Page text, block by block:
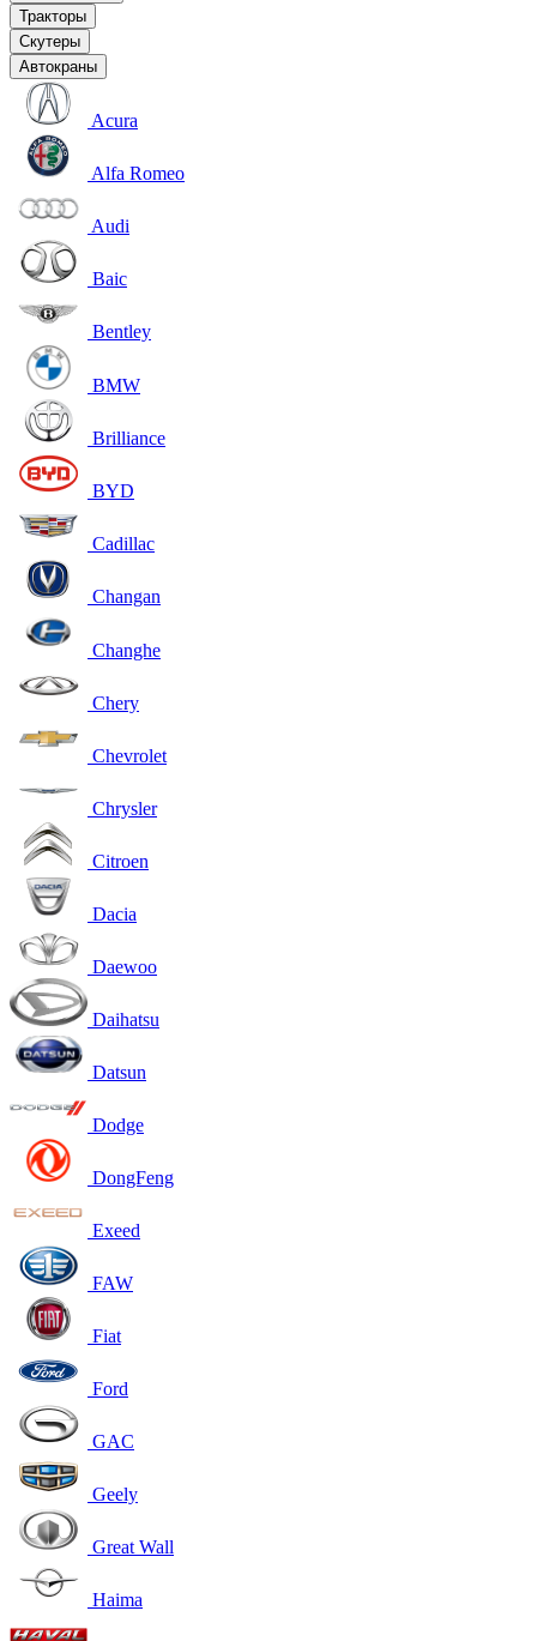
Тракторы
Скутеры
Автокраны
Acura
Alfa Romeo
Audi
Baic
Bentley
BMW
Brilliance
BYD
Cadillac
Changan
Changhe
Chery
Chevrolet
Chrysler
Citroen
Dacia
Daewoo
Daihatsu
Datsun
Dodge
DongFeng
Exeed
FAW
Fiat
Ford
GAC
Geely
Great Wall
Haima